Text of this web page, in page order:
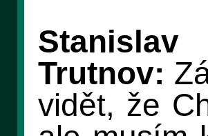
Trutnov:
vidět, že